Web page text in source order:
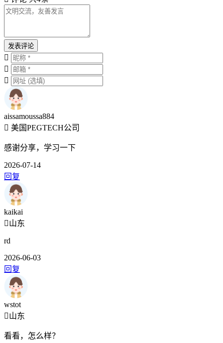
发表评论
aissamoussa884
美国PEGTECH公司
感谢分享，学习一下
2026-07-14
回复
kaikai
山东
rd
2026-06-03
回复
wstot
山东
看看，怎么样？